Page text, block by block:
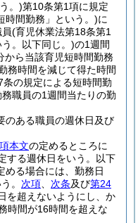
。)第10条第1項に規定
時間勤務」という。)に
(育児休業法第18条第1
。以下同じ。)の1週間
から当該育児短時間勤務
務時間を減じて得た時間
の規定による短時間勤
職員の1週間当たりの勤
のある職員の週休日及び
本文の定めるところに
する週休日をいう。以下
める場合には、勤務日
。 次項 次条及び第24
を超えないようにし、か
時間が16時間を超えな